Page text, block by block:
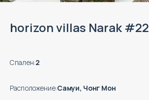
horizon villas Narak
Спален:2
Расположение:Самуи, Чонг Мон